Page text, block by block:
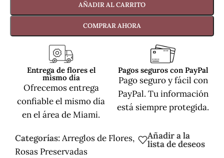
AÑADIR AL CARRITO
COMPRAR AHORA
Entrega de flores el
mismo día
Ofrecemos entrega
confiable el mismo día
en el área de Miami.
Pagos seguros con PayPal
Pago seguro y fácil con
PayPal. Tu información
está siempre protegida.
Categorías:Arreglos de Flores,
Rosas Preservadas
Añadir a la
lista de deseos